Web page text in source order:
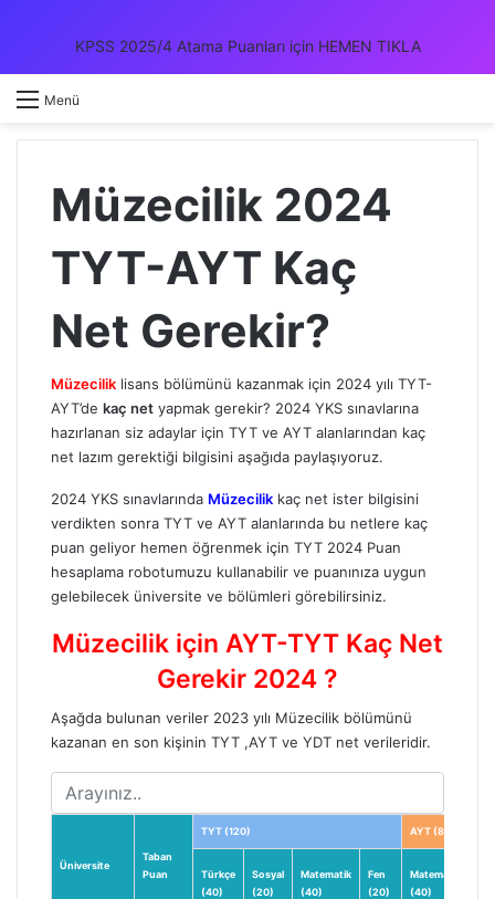
KPSS 2025/4 Atama Puanları için HEMEN TIKLA
Menü
Müzecilik 2024
TYT-AYT Kaç
Net Gerekir?
Müzecilik lisans bölümünü kazanmak için 2024 yılı TYT-
AYT’de kaç net yapmak gerekir? 2024 YKS sınavlarına
hazırlanan siz adaylar için TYT ve AYT alanlarından kaç
net lazım gerektiği bilgisini aşağıda paylaşıyoruz.
2024 YKS sınavlarında Müzecilik kaç net ister bilgisini
verdikten sonra TYT ve AYT alanlarında bu netlere kaç
puan geliyor hemen öğrenmek için TYT 2024 Puan
hesaplama robotumuzu kullanabilir ve puanınıza uygun
gelebilecek üniversite ve bölümleri görebilirsiniz.
Müzecilik için AYT-TYT Kaç Net
Gerekir 2024 ?
Aşağda bulunan veriler 2023 yılı Müzecilik bölümünü
kazanan en son kişinin TYT ,AYT ve YDT net verileridir.
Üniversite
Taban
Puan
TYT (120) AYT (80)
Türkçe
(40)
Sosyal
(20)
Matematik
(40)
Fen
(20)
Matematik
(40)